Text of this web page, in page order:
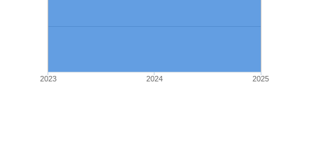
2023 2024 2025